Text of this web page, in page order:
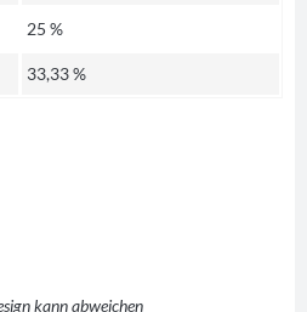
kann abweichen
25 %
33,33 %